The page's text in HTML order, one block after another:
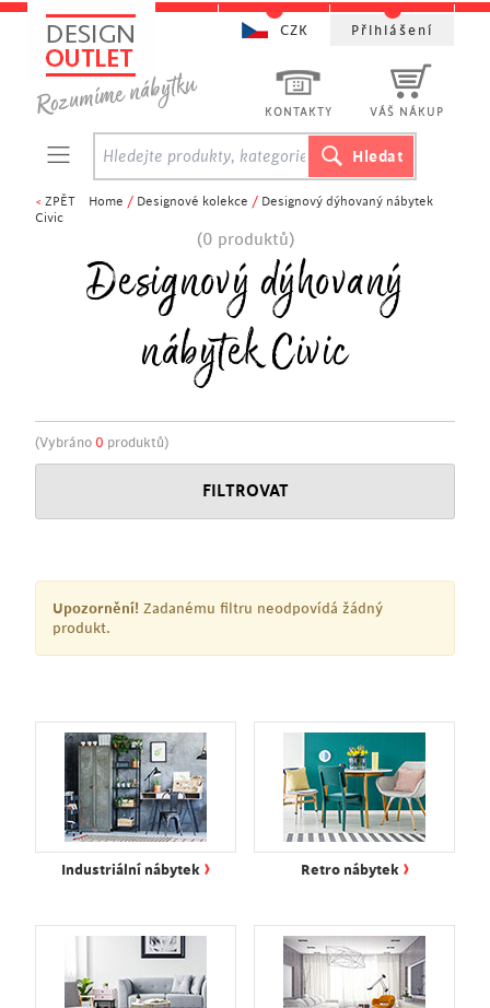
< ZPĚT Home / Designové kolekce / Designový dýhovaný nábytek
Civic
(0 produktů)
Designový dýhovaný
nábytek Civic
(Vybráno 0 produktů)
FILTROVAT
Upozornění! Zadanému filtru neodpovídá žádný
produkt.
Industriální nábytek › Retro nábytek ›
KONTAKTY VÁŠ NÁKUP
CZK Přihlášení